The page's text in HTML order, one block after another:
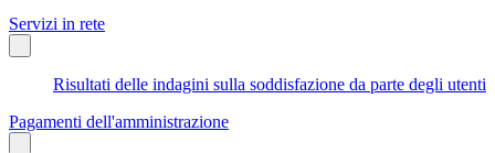
Servizi in rete
Risultati delle indagini sulla soddisfazione da parte degli utenti
Pagamenti dell'amministrazione